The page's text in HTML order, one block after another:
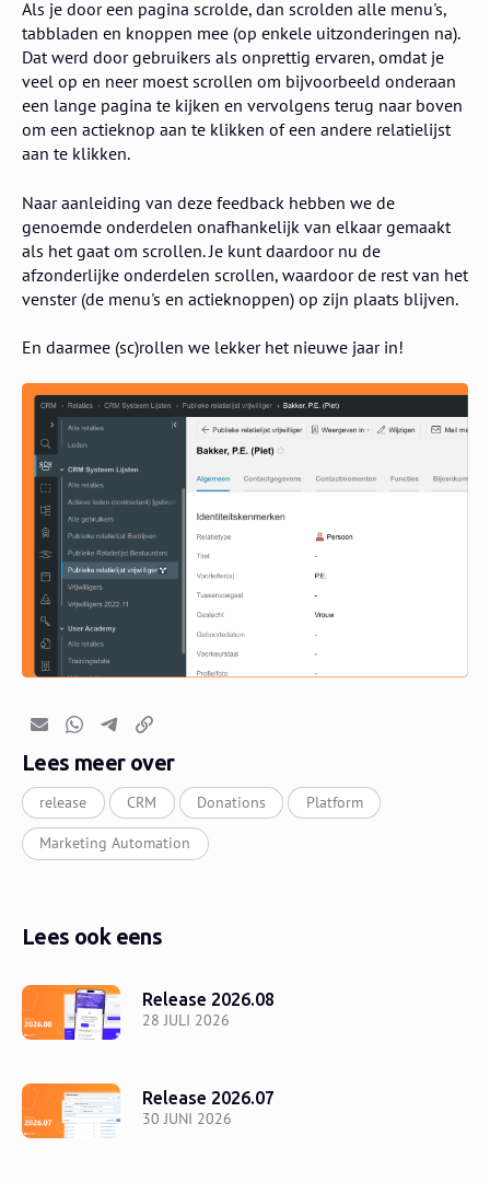
Als je door een pagina scrolde, dan scrolden alle menu's,
tabbladen en knoppen mee (op enkele uitzonderingen na).
Dat werd door gebruikers als onprettig ervaren, omdat je
veel op en neer moest scrollen om bijvoorbeeld onderaan
een lange pagina te kijken en vervolgens terug naar boven
om een actieknop aan te klikken of een andere relatielijst
aan te klikken.
Naar aanleiding van deze feedback hebben we de
genoemde onderdelen onafhankelijk van elkaar gemaakt
als het gaat om scrollen. Je kunt daardoor nu de
afzonderlijke onderdelen scrollen, waardoor de rest van het
venster (de menu's en actieknoppen) op zijn plaats blijven.
En daarmee (sc)rollen we lekker het nieuwe jaar in!
E-mailWhatsapp
TelegramKopieer link
Lees meer over
release CRM Donations Platform
Marketing Automation
Lees ook eens
28 JULI 2026
Release 2026.08
30 JUNI 2026
Release 2026.07